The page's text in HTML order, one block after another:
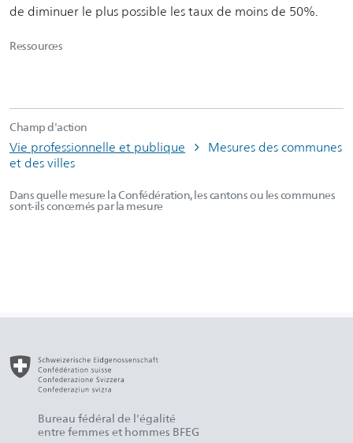
de diminuer le plus possible les taux de moins de 50%.
Ressources
Champ d'action
Vie professionnelle et publique
Mesures des communes
et des villes
Dans quelle mesure la Confédération, les cantons ou les communes
sont-ils concernés par la mesure
Bureau fédéral de l'égalité
entre femmes et hommes BFEG